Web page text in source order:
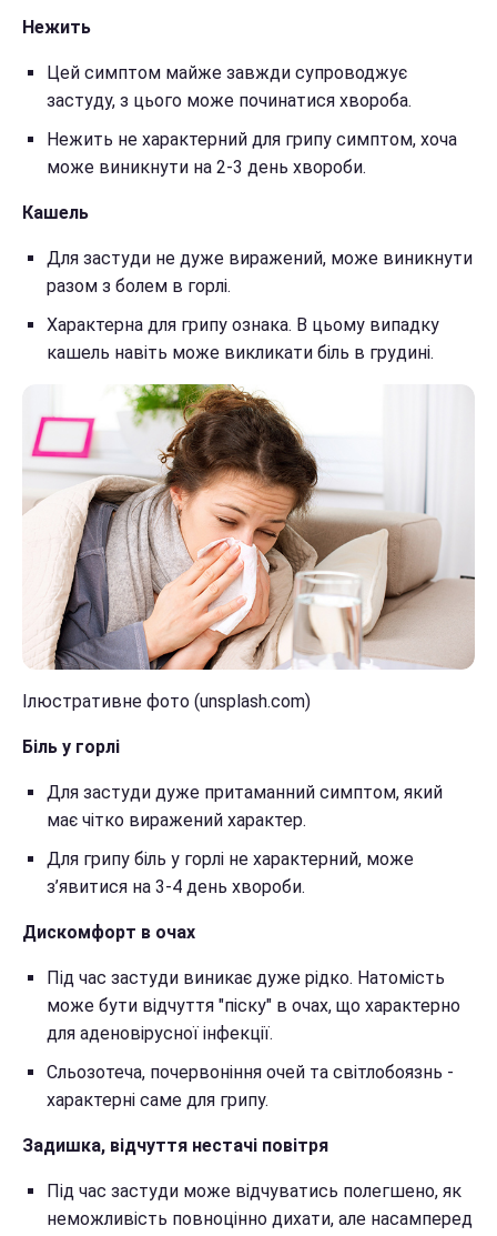
Нежить
Цей симптом майже завжди супроводжує
застуду, з цього може починатися хвороба.
Нежить не характерний для грипу симптом, хоча
може виникнути на 2-3 день хвороби.
Кашель
Для застуди не дуже виражений, може виникнути
разом з болем в горлі.
Характерна для грипу ознака. В цьому випадку
кашель навіть може викликати біль в грудині.
Ілюстративне фото (unsplash.com)
Біль у горлі
Для застуди дуже притаманний симптом, який
має чітко виражений характер.
Для грипу біль у горлі не характерний, може
з’явитися на 3-4 день хвороби.
Дискомфорт в очах
Під час застуди виникає дуже рідко. Натомість
може бути відчуття "піску" в очах, що характерно
для аденовірусної інфекції.
Сльозотеча, почервоніння очей та світлобоязнь -
характерні саме для грипу.
Задишка, відчуття нестачі повітря
Під час застуди може відчуватись полегшено, як
неможливість повноцінно дихати, але насамперед